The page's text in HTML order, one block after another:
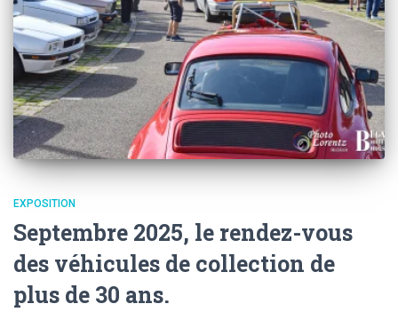
EXPOSITION
Septembre 2025, le rendez-vous
des véhicules de collection de
plus de 30 ans.